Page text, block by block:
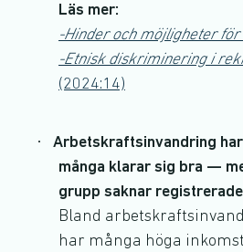
Läs mer:
-Hinder och möjligheter
-Etnisk diskriminering i
(2024:14)
·
Arbetskraftsinvandring
många klarar sig bra —
grupp saknar
Bland
har många höga